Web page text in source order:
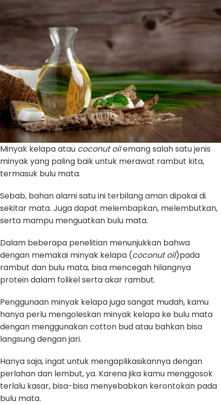
Minyak kelapa atau coconut oilemang salah satu jenis
minyak yang paling baik untuk merawat rambut kita,
termasuk bulu mata.
Sebab, bahan alami satu ini terbilang aman dipakai di
sekitar mata. Juga dapat melembapkan, melembutkan,
serta mampu menguatkan bulu mata.
Dalam beberapa penelitian menunjukkan bahwa
dengan memakai minyak kelapa (coconut oil)pada
rambut dan bulu mata, bisa mencegah hilangnya
protein dalam folikel serta akar rambut.
Penggunaan minyak kelapa juga sangat mudah, kamu
hanya perlu mengoleskan minyak kelapa ke bulu mata
dengan menggunakan cotton bud atau bahkan bisa
langsung dengan jari.
Hanya saja, ingat untuk mengaplikasikannya dengan
perlahan dan lembut, ya. Karena jika kamu menggosok
terlalu kasar, bisa-bisa menyebabkan kerontokan pada
bulu mata.